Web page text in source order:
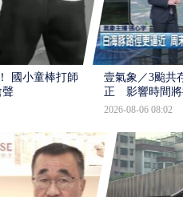
國小童棒打師
壹氣象／3颱共
正 影響時間將
2026-08-06 08:02